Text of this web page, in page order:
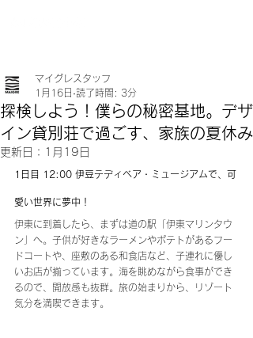
探検しよう！僕らの秘密基地。デザ
イン貸別荘で過ごす、家族の夏休み
マイグレスタッフ
1月16日 読了時間: 3分
更新日： 1月19日
1日目 12:00 伊豆テディベア・ミュージアムで、可
愛い世界に夢中！
伊東に到着したら、まずは道の駅「伊東マリンタウ
ン」へ。子供が好きなラーメンやポテトがあるフー
ドコートや、座敷のある和食店など、子連れに優し
いお店が揃っています。海を眺めながら食事ができ
るので、開放感も抜群。旅の始まりから、リゾート
気分を満喫できます。